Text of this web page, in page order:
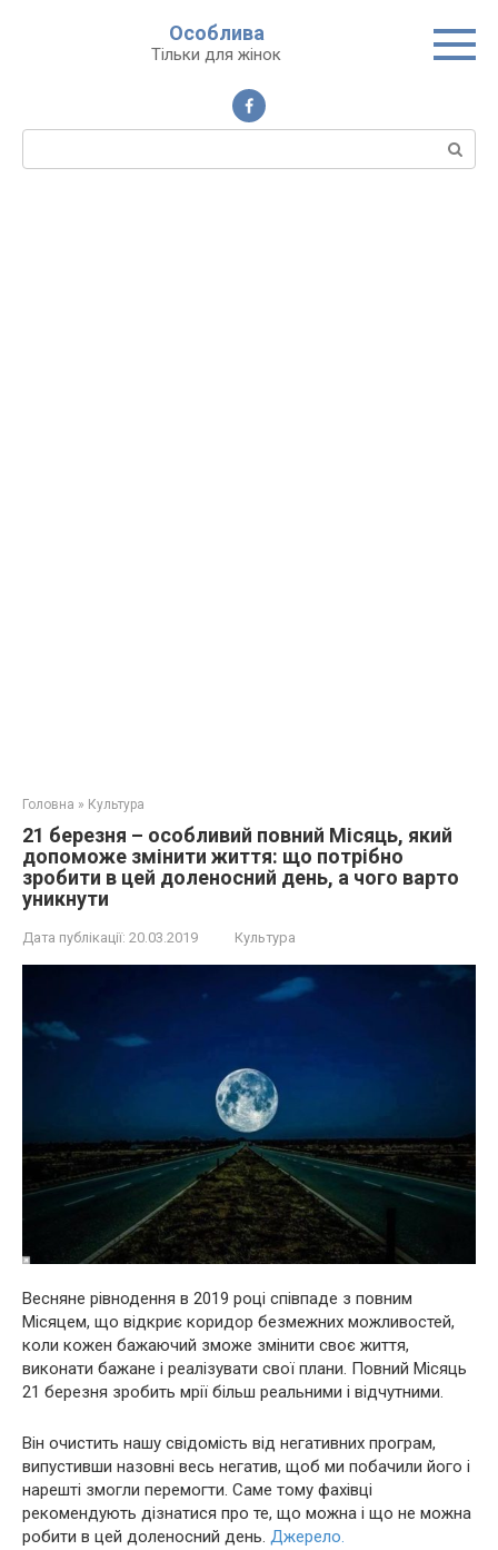
Особлива
Тільки для жінок
Пошук:
Головна » Культура
21 березня – особливий повний Місяць, який
допоможе змінити життя: що потрібно
зробити в цей доленосний день, а чого варто
уникнути
Дата публікації: 20.03.2019 Культура
Весняне рівнодення в 2019 році співпаде з повним
Місяцем, що відкриє коридор безмежних можливостей,
коли кожен бажаючий зможе змінити своє життя,
виконати бажане і реалізувати свої плани. Повний Місяць
21 березня зробить мрії більш реальними і відчутними.
Він очистить нашу свідомість від негативних програм,
випустивши назовні весь негатив, щоб ми побачили його і
нарешті змогли перемогти. Саме тому фахівці
рекомендують дізнатися про те, що можна і що не можна
робити в цей доленосний день. Джерело.